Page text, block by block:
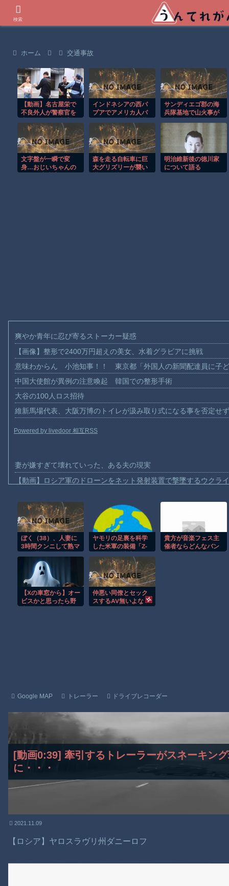
ホーム 交通事故
【動画】名古屋栄で
不良外人が警察官を
ろやｗｗｗ
インドネシアの西パ
プアでアメリカ人パ
組織が主張。
サンディエゴ郡の海
兵隊基地で山火事が
文字盤が一瞬で変
身…おじいちゃんの
森を走る自転車に巨
大グリズリーが襲い
明治維新後の徳川家
について語る
爽やか青年に忍び寄るストーカー疑惑
【画像】整形で2400万円超えの美女、水着グラビアに挑戦
意味わからん 小池知事！！ 東京都「外国人の新聞配達員に子
中国大使館が異例の注意喚起 韓国での整形手術
大谷の100人ロス招待
維新馬場代表、大阪万博のトイレが汲み取り式になる事を否定せ
Powered by livedoor 相互RSS
妻が嫌すぎて壊れていった、ある夫の現実
【動画】ロシア軍のドローンをネット発射装置で撃墜するウクラ
【動画】よく助けられたな。岐阜の川で外国人が溺れてしまう事
渡邊渚さん「私がPTSDと診断された当時、世間はまだPTSDと
【動画】自動ドアの仕組みを理解した富山のツバメが賢い。
【動画】高速道路を走行中の車からリアガラスが飛んでくる事故(
子供向け漫画、謎の闇の大会に参加しがち問題
【朗報】大人気漫画「GANTZ」がAmazonでなんと全巻100円ｗ
ぼく（38）、人妻に
3時間クンニして熟マ
www なお喉が痛い模
ヤモリの足裏を科学
した米軍の装備「Z-
で垂直壁を走る驚異
の技術！
貴方が音楽フェス主
催者ならどんなバン
【Xの車窓から】オー
ビスかと思ったら野
仲悪い同僚とセック
スするAV無いよな
Google MAP トレーラー ドライブレコーダー
[動画0:39] 牽引するトレーラーがスネーキン
に・・・
2021.11.09
【ロシア】ヤロスラヴリ州ダニーロフ
検索